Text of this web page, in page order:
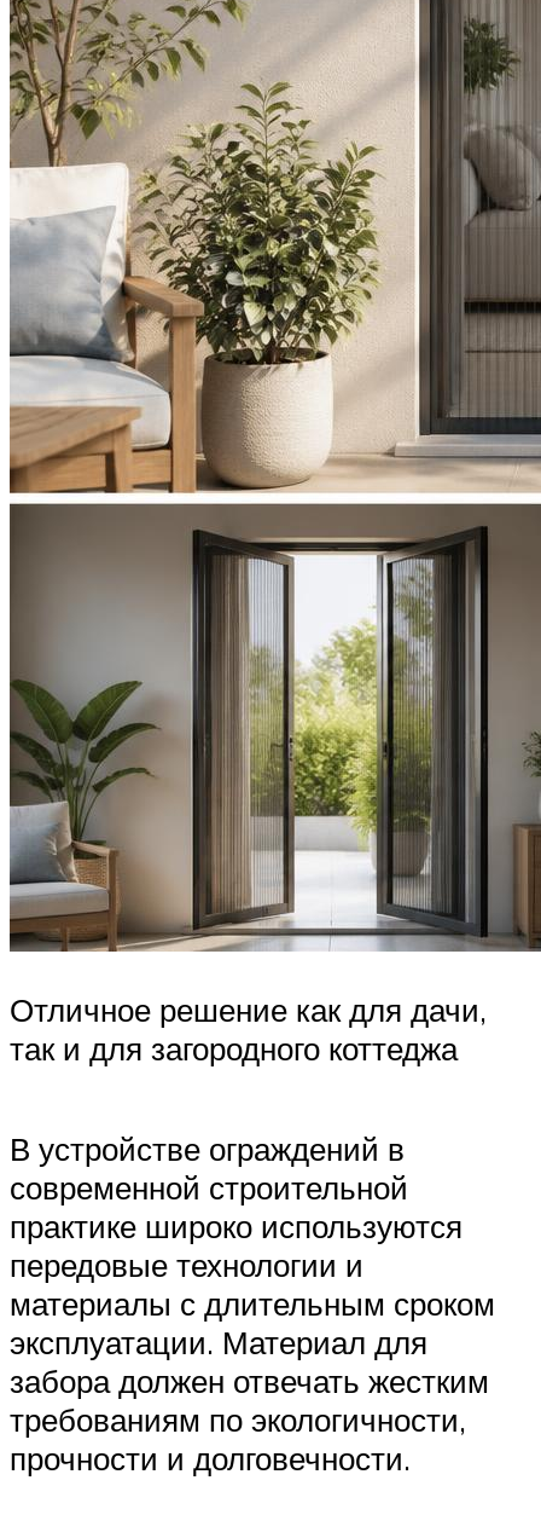
Отличное решение как для дачи,
так и для загородного коттеджа
В устройстве ограждений в
современной строительной
практике широко используются
передовые технологии и
материалы с длительным сроком
эксплуатации. Материал для
забора должен отвечать жестким
требованиям по экологичности,
прочности и долговечности.